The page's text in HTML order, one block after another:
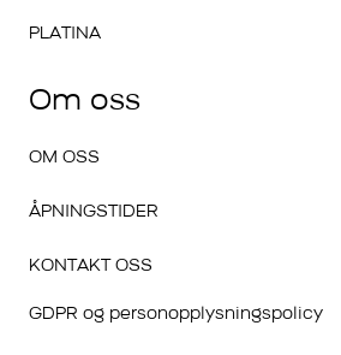
PLATINA
Om oss
OM OSS
ÅPNINGSTIDER
KONTAKT OSS
GDPR og personopplysningspolicy